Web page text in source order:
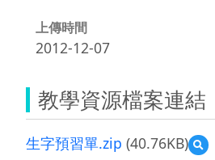
上傳時間
2012-12-07
教學資源檔案連結
生字預習單.zip (40.76KB)
預